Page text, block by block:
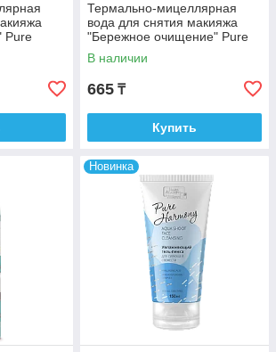
Pure
Термально-мицеллярная
вода для снятия макияжа
"Бережное очищение" Pure
Harmony 300мл
В наличии
665 ₸
Купить
Новинка